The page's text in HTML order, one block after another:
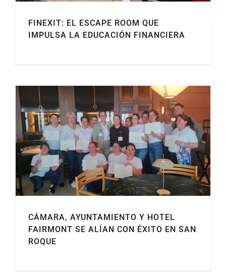
FINEXIT: EL ESCAPE ROOM QUE
IMPULSA LA EDUCACIÓN FINANCIERA
CÁMARA, AYUNTAMIENTO Y HOTEL
FAIRMONT SE ALÍAN CON ÉXITO EN SAN
ROQUE